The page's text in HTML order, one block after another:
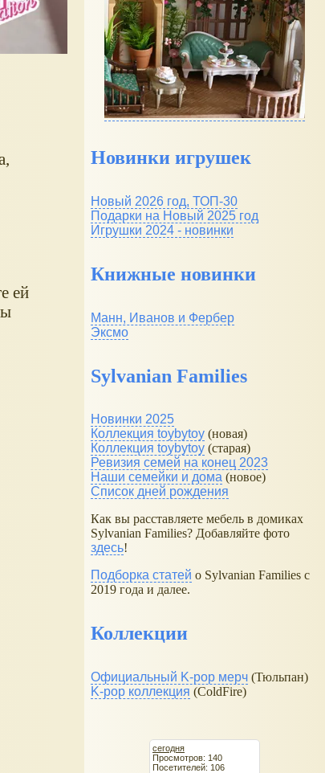
ей
Новинки игрушек
Новый 2026 год, ТОП-30
Подарки на Новый 2025 год
Игрушки 2024 - новинки
Книжные новинки
Манн, Иванов и Фербер
Эксмо
Sylvanian Families
Новинки 2025
Коллекция toybytoy (новая)
Коллекция toybytoy (старая)
Ревизия семей на конец 2023
Наши семейки и дома (новое)
Список дней рождения
Как вы расставляете мебель в домиках
Sylvanian Families? Добавляйте фото
здесь!
Подборка статей о Sylvanian Families с
2019 года и далее.
Коллекции
Официальный K-pop мерч (Тюльпан)
K-pop коллекция (ColdFire)
сегодня
Просмотров: 140
Посетителей: 106